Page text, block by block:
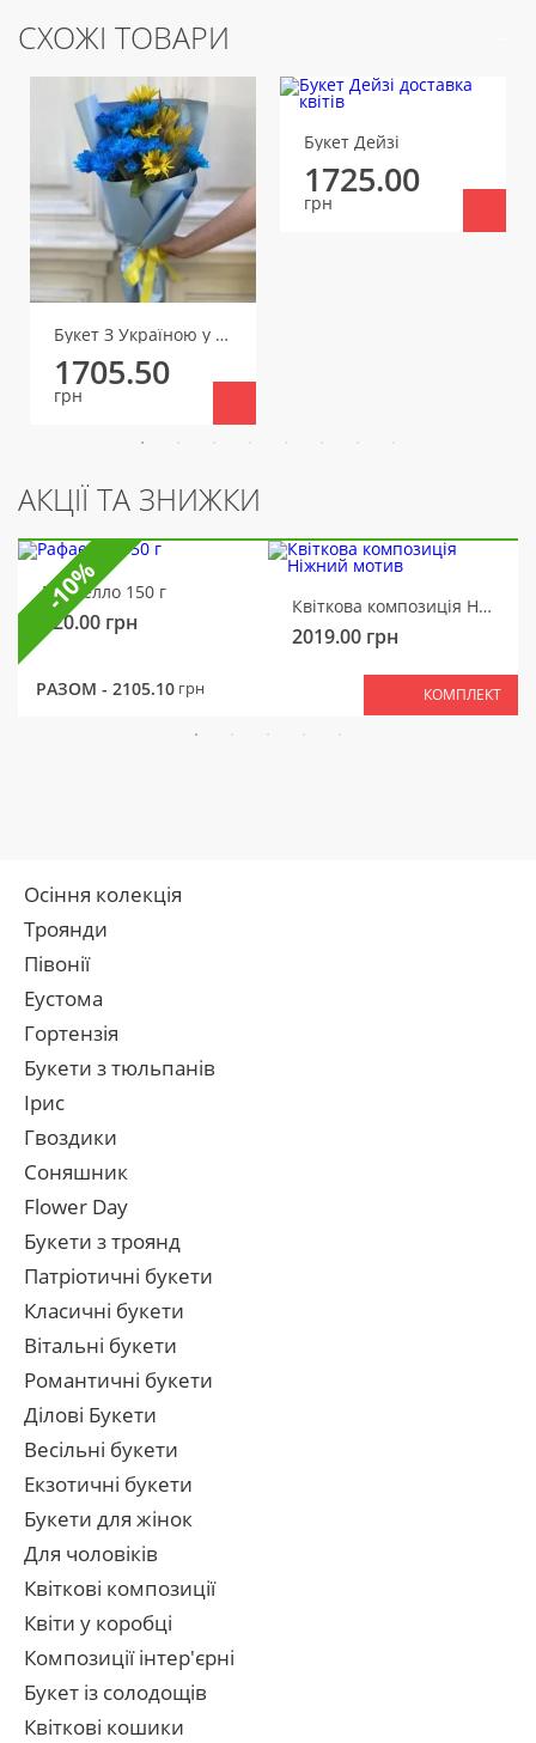
СХОЖІ ТОВАРИ
Букет З Україною у серці
1705.50
грн
Букет Дейзі
1725.00
грн
АКЦІЇ ТА ЗНИЖКИ
Рафаелло 150 г
320.00 грн
Квіткова композиція Ніжний мотив
2019.00 грн
РАЗОМ - 2105.10 грн КОМПЛЕКТ
-10%
Осіння колекція
Троянди
Півонії
Еустома
Гортензія
Букети з тюльпанів
Ірис
Гвоздики
Соняшник
Flower Day
Букети з троянд
Патріотичні букети
Класичні букети
Вітальні букети
Романтичні букети
Ділові Букети
Весільні букети
Екзотичні букети
Букети для жінок
Для чоловіків
Квіткові композиції
Квіти у коробці
Композиції інтер'єрні
Букет із солодощів
Квіткові кошики